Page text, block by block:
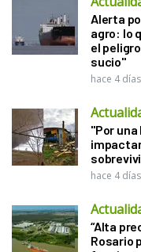
Alerta
agro: lo
el
sucio"
hace 4 días
"Por
hace 4 días
“Alta
Rosario